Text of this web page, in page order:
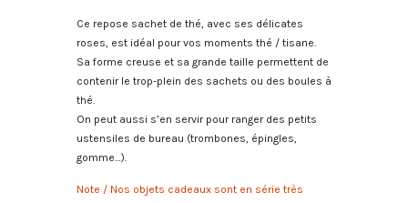
Ce repose sachet de thé, avec ses délicates
roses, est idéal pour vos moments thé / tisane.
Sa forme creuse et sa grande taille permettent de
contenir le trop-plein des sachets ou des boules à
thé.
On peut aussi s’en servir pour ranger des petits
ustensiles de bureau (trombones, épingles,
gomme…).
Note / Nos objets cadeaux sont en série très